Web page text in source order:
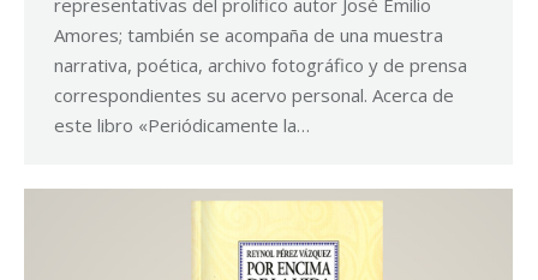
representativas del prolífico autor José Emilio
Amores; también se acompaña de una muestra
narrativa, poética, archivo fotográfico y de prensa
correspondientes su acervo personal. Acerca de
este libro «Periódicamente la…